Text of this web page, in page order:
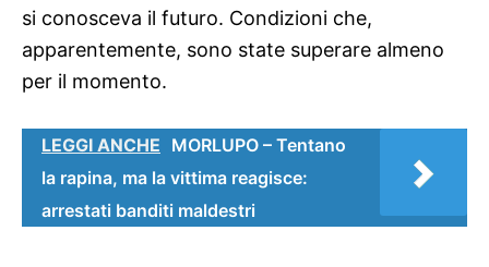
si conosceva il futuro. Condizioni che,
apparentemente, sono state superare almeno
per il momento.
LEGGI ANCHE MORLUPO – Tentano
la rapina, ma la vittima reagisce:
arrestati banditi maldestri